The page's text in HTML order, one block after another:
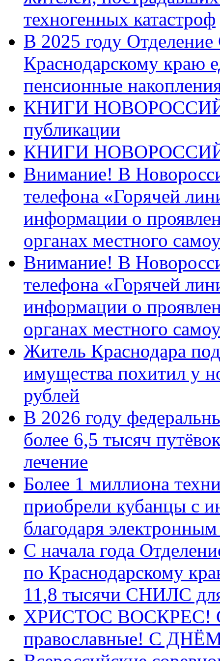
техногенных катастроф
В 2025 году
Краснодарскому краю
пенсионные
КНИГИ
публикации
КНИГИ
Внимание! В
телефона «Горячей
информации о
органах местного
Внимание! В
телефона «Горячей
информации о
органах местного
Житель Краснодара
имущества похитил у
рублей
В 2026 году
более 6,5 тысяч
лечение
Более 1 миллиона
приобрели кубанцы с
благодаря
С начала года
по Краснодарскому
11,8 тысячи СНИЛС
ХРИСТОС ВОСКРЕС! С
православные! C